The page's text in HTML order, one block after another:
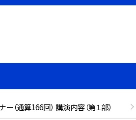
（通算166回） 講演内容（第１部）